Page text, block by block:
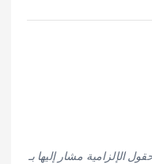
الإلزامية مشار إليها بـ